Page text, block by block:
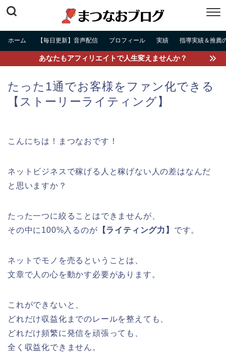
ホーム 【毎日更新】音声配信 プロフィール 実績 指導実績＆推薦
あなたもアフィリエイトで人生変えませんか？
たった1通でお客様をファン化できる
【ストーリーライティング】
こんにちは！まつなおです！
ネットビジネスで稼げる人と稼げない人の差はなんだ
と思いますか？
たった一つに絞ることはできませんが、
その中に100%入るのが 【ライティング力】 です。
ネットでモノを売るということは、
文章で人の心を動かす必要があります。
これができないと、
どれだけ収益化までのレールを整えても、
どれだけ頻繁に発信を頑張っても、
全く収益化できません。